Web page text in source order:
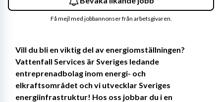
Vill du bli en viktig del av energiomställningen?
Vattenfall Services är Sveriges ledande
entreprenadbolag inom energi- och
elkraftsområdet och vi utvecklar Sveriges
energiinfrastruktur! Hos oss jobbar du i en
Få mejl med jobbannonser från arbetsgivaren.